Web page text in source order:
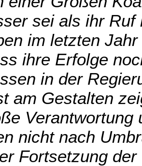
sei als ihr Ruf
im letzten
ihre Erfolge
in der
am Gestalten
Verantwortung
nicht nach
Fortsetzung